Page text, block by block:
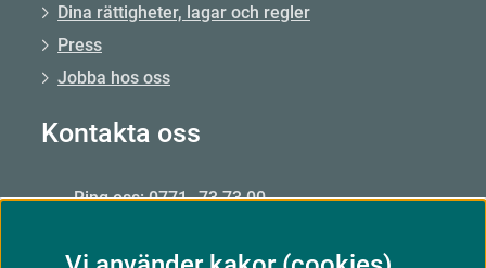
Dina rättigheter, lagar och regler
Press
Jobba hos oss
Kontakta oss
Ring oss: 0771–73 73 00